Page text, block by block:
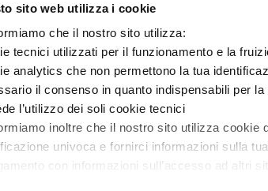
sito web utilizza i cookie
che il nostro sito utilizza:
tecnici utilizzati per il funzionamento e la
analytics che non permettono la tua
il consenso in quanto indispensabili per
l’utilizzo dei soli cookie tecnici
inoltre che il nostro sito utilizza cookie
univoca e fornirci informazioni sulla
con informazioni sull’accesso ad altri